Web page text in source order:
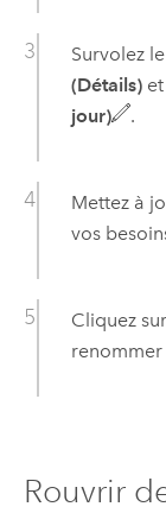
Survolez
(Détails)et
jour)
.
Mettez à
vos
Cliquez
renommer
Rouvrir